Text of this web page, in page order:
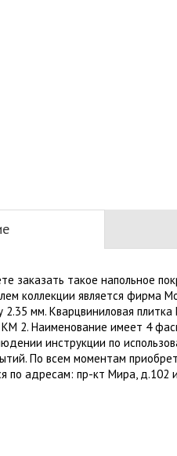
заказать такое напольное
коллекции является фирма
мм. Кварцвиниловая
2. Наименование имеет 4
инструкции по
По всем моментам
по адресам: пр-кт Мира, д.102